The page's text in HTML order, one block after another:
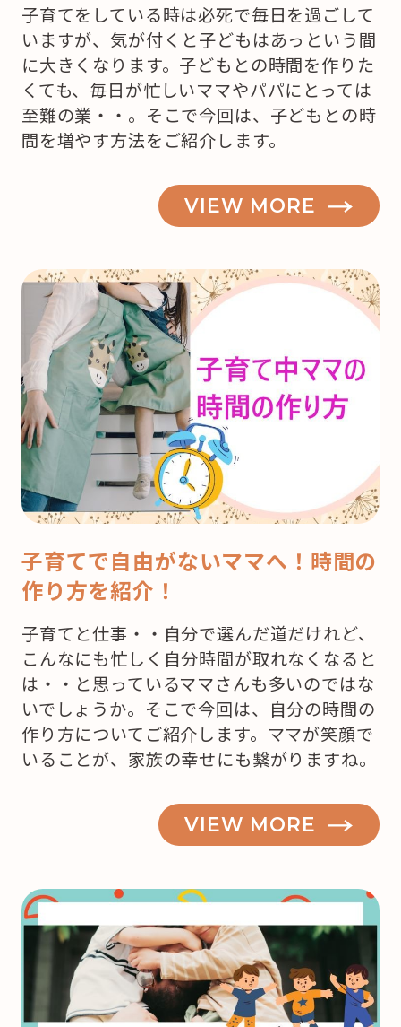
子育てをしている時は必死で毎日を過ごして
いますが、気が付くと子どもはあっという間
に大きくなります。子どもとの時間を作りた
くても、毎日が忙しいママやパパにとっては
至難の業・・。そこで今回は、子どもとの時
間を増やす方法をご紹介します。
VIEW MORE
子育てで自由がないママへ！時間の
作り方を紹介！
子育てと仕事・・自分で選んだ道だけれど、
こんなにも忙しく自分時間が取れなくなると
は・・と思っているママさんも多いのではな
いでしょうか。そこで今回は、自分の時間の
作り方についてご紹介します。ママが笑顔で
いることが、家族の幸せにも繋がりますね。
VIEW MORE